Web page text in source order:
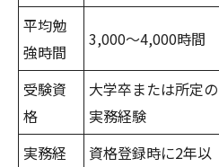
平均勉
強時間
3,000～4,000時間
受験資
格
大学卒または所定の
実務経験
実務経
資格登録時に2年以